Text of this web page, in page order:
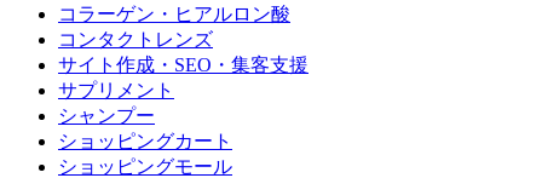
コラーゲン・ヒアルロン酸
コンタクトレンズ
サイト作成・SEO・集客支援
サプリメント
シャンプー
ショッピングカート
ショッピングモール